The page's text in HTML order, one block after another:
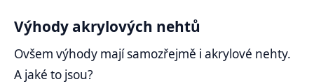
Výhody akrylových nehtů
Ovšem výhody mají samozřejmě i akrylové nehty.
A jaké to jsou?